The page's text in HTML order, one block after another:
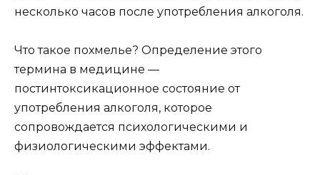
несколько часов после употребления алкоголя.
Что такое похмелье? Определение этого
термина в медицине —
постинтоксикационное состояние от
употребления алкоголя, которое
сопровождается психологическими и
физиологическими эффектами.